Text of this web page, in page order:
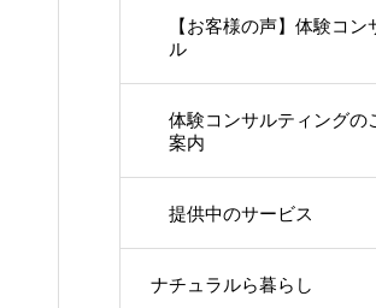
【お客様の声】体験コン
ル
体験コンサルティングの
案内
提供中のサービス
ナチュラルら暮らし